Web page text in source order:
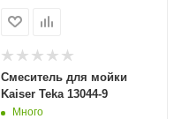
Cмеситель для мойки
Kaiser Teka 13044-9
Много